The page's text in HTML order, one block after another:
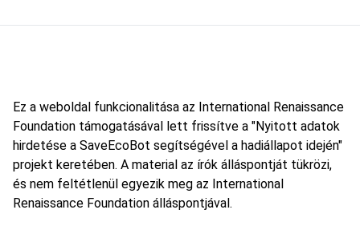
Ez a weboldal funkcionalitása az International Renaissance
Foundation támogatásával lett frissítve a "Nyitott adatok
hirdetése a SaveEcoBot segítségével a hadiállapot idején"
projekt keretében. A material az írók álláspontját tükrözi,
és nem feltétlenül egyezik meg az International
Renaissance Foundation álláspontjával.